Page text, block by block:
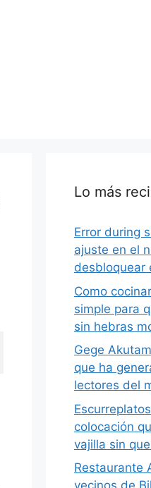
Lo más
Error during
ajuste en el
desbloquear
Como
simple para
sin hebras
Gege
que ha
lectores del
colocación
vajilla sin
Restaurante
vecinos de